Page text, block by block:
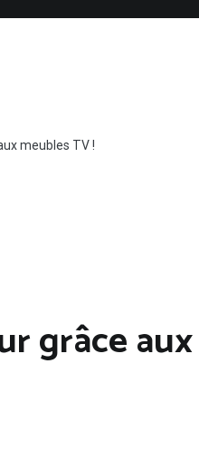
meubles TV !
grâce